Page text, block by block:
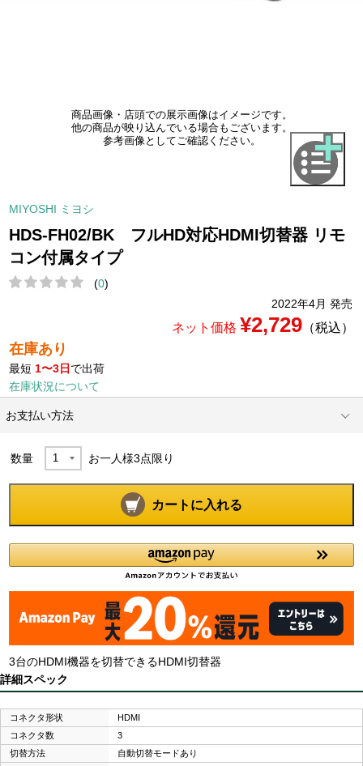
商品画像・店頭での展示画像はイメージです。
他の商品が映り込んでいる場合もございます。
参考画像としてご確認ください。
MIYOSHI ミヨシ
HDS-FH02/BK フルHD対応HDMI切替器 リモ
コン付属タイプ
(0)
2022年4月 発売
ネット価格 ¥2,729（税込）
在庫あり
最短 1〜3日 で出荷
在庫状況について
お支払い方法
数量 お一人様3点限り
カートに入れる
3台のHDMI機器を切替できるHDMI切替器
詳細スペック
コネクタ形状
HDMI
コネクタ数
3
切替方法
自動切替モードあり